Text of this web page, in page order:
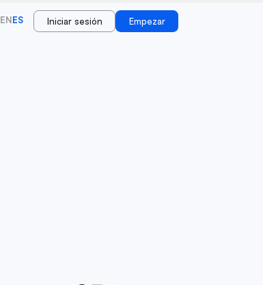
ENES Iniciar sesión Empezar